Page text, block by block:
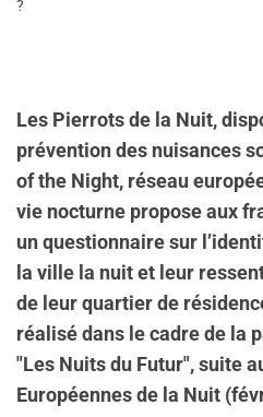
?
Les Pierrots de la Nuit,
prévention des nuisances
of the Night, réseau
vie nocturne propose aux
un questionnaire sur
la ville la nuit et leur
de leur quartier de
réalisé dans le cadre de la
"Les Nuits du Futur", suite
Européennes de la Nuit